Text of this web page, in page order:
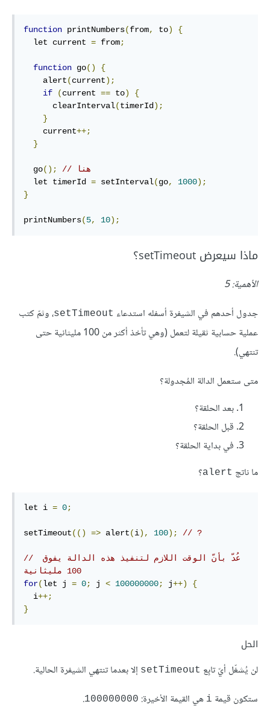
function printNumbers(from, to)
{
  let current
= from;
function go()
{
    alert
(current);
if
(current == to)
{
      clearInterval
(timerId );
}
    current
++;
}
  go
();
// هنا
  let timerId
= setInterval(go, 1000);
}
printNumbers(5, 10);
ماذا سيعرض setTimeout؟
الأهمية: 5
جدول أحدهم في الشيفرة أسفله استدعاء ‎setTimeout‎، وثمّ كتب
عملية حسابية ثقيلة لتعمل (وهي تأخذ أكثر من 100 مليثانية حتى
تنتهي).
متى ستعمل الدالة المُجدولة؟
بعد الحلقة؟
قبل الحلقة؟
في بداية الحلقة؟
ما ناتج ‎alert‎؟
let i = 0;
setTimeout(() => alert(i), 100); // ?
// عُدّ بأنّ الوقت اللازم لتنفيذ هذه الدالة يفوق
100 مليثانية
for(let j = 0; j < 100000000; j++)
{
  i
++;
}
الحل
لن يُشغّل أيّ تابِع ‎setTimeout‎ إلا بعدما تنتهي الشيفرة الحالية.
ستكون قيمة ‎i‎ هي القيمة الأخيرة: ‎100000000‎
.